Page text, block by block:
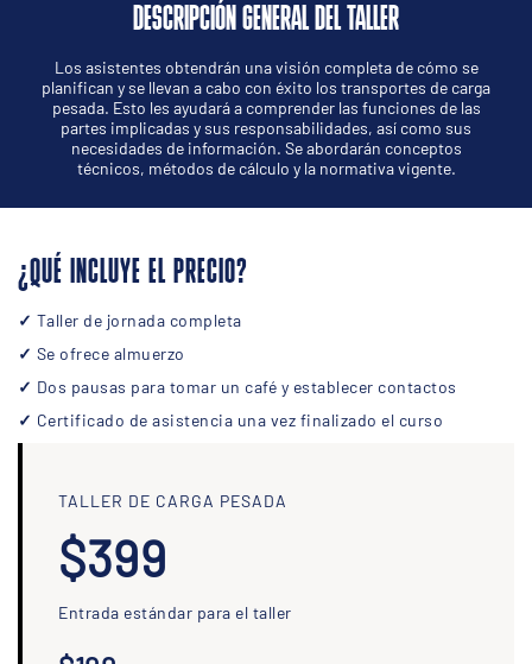
DESCRIPCIÓN GENERAL DEL TALLER
Los asistentes obtendrán una visión completa de cómo se
planifican y se llevan a cabo con éxito los transportes de carga
pesada. Esto les ayudará a comprender las funciones de las
partes implicadas y sus responsabilidades, así como sus
necesidades de información. Se abordarán conceptos
técnicos, métodos de cálculo y la normativa vigente.
¿QUÉ INCLUYE EL PRECIO?
✓ Taller de jornada completa
✓ Se ofrece almuerzo
✓ Dos pausas para tomar un café y establecer contactos
✓ Certificado de asistencia una vez finalizado el curso
TALLER DE CARGA PESADA
$399
Entrada estándar para el taller